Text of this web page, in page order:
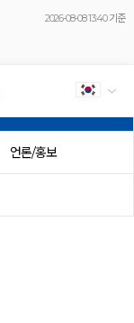
2026-08-08 13:40 기준
언론/홍보